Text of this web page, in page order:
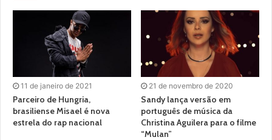
11 de janeiro de 2021
Parceiro de Hungria,
brasiliense Misael é nova
estrela do rap nacional
21 de novembro de 2020
Sandy lança versão em
português de música da
Christina Aguilera para o filme
“Mulan”